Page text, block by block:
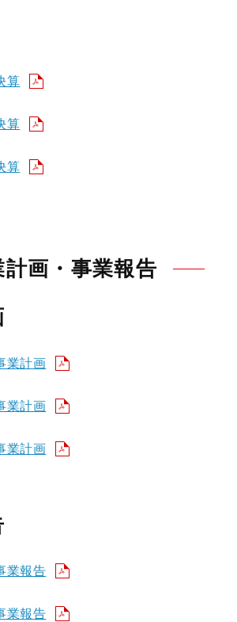
算
算
算
計画・事業報告
業計画
業計画
業計画
業報告
業報告